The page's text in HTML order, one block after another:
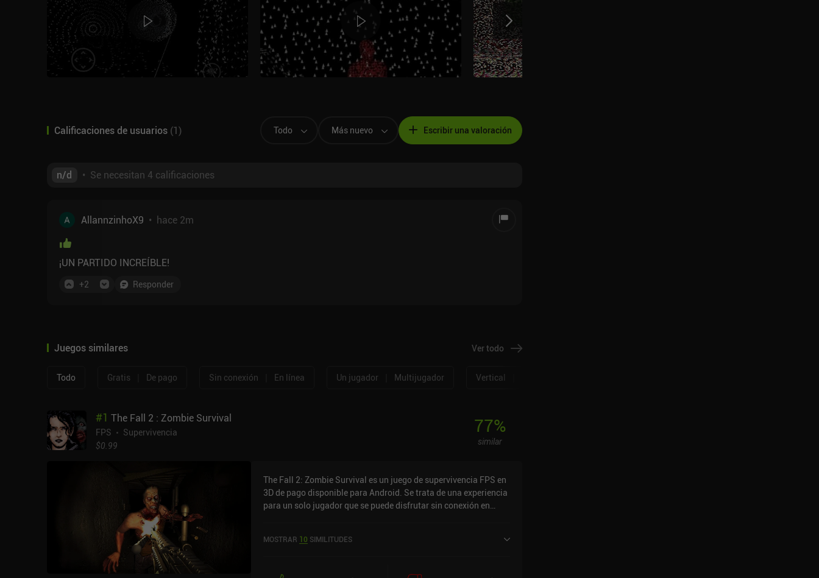
Calificaciones de usuarios (1) Todo Más nuevo Escribir una valoración
n/d • Se necesitan 4 calificaciones
AllannzinhoX9 • hace 2m
¡UN PARTIDO INCREÍBLE!
+2 Responder
Juegos similares Ver todo
Todo Gratis De pago Sin conexión En línea Un jugador Multijugador Vertical
#1 The Fall 2 : Zombie Survival
FPS
Supervivencia
$0.99
77%
similar
The Fall 2: Zombie Survival es un juego de supervivencia FPS en
3D de pago disponible para Android. Se trata de una experiencia
para un solo jugador que se puede disfrutar sin conexión en
en septiembre de 2024 y tiene actualmente una valoración de 4,6
MOSTRAR 10 SIMILITUDES